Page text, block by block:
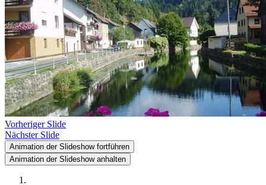
Vorheriger Slide
Nächster Slide
Animation der Slideshow fortführen
Animation der Slideshow anhalten